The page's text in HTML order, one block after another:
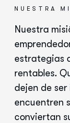
NUESTRA
Nuestra
estrategias
rentables.
dejen de
encuentren
conviertan